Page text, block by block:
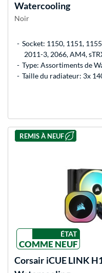
Watercooling
Noir
Socket: 1150, 1151,
2011-3, 2066, AM4,
Type: Assortiments de
Taille du radiateur: 3x
REMIS À NEUF
ÉTAT
COMME NEUF
Corsair iCUE LINK